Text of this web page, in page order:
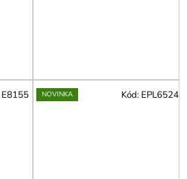
E8155 NOVINKA Kód: EPL6524